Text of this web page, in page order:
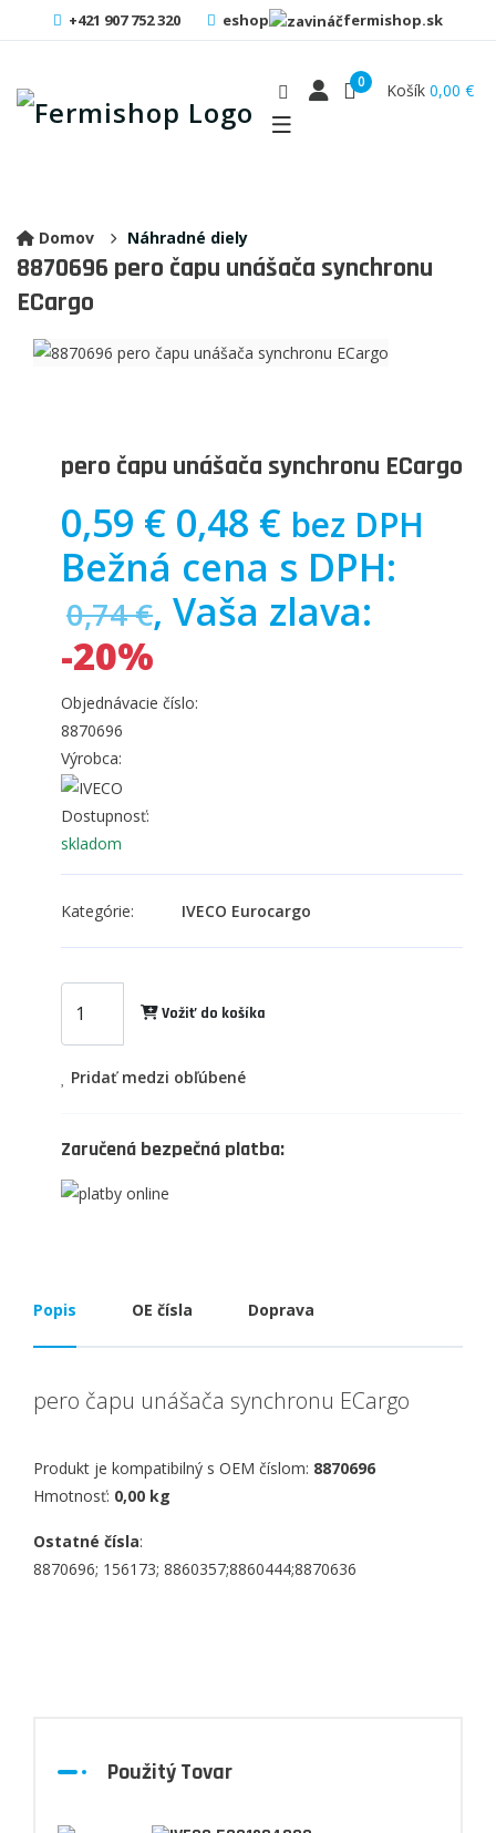
+421 907 752 320 eshop fermishop.sk
0 Košík 0,00 €
Domov Náhradné diely
8870696 pero čapu unášača synchronu
ECargo
pero čapu unášača synchronu ECargo
0,59 € 0,48 € bez DPH
Bežná cena s DPH:
0,74 €, Vaša zlava:
-20%
Objednávacie číslo:
8870696
Výrobca:
Dostupnosť:
skladom
Kategórie: IVECO Eurocargo
Vožiť do košíka
Pridať medzi obľúbené
Zaručená bezpečná platba:
Popis OE čísla Doprava
pero čapu unášača synchronu ECargo
Produkt je kompatibilný s OEM číslom: 8870696
Hmotnosť: 0,00 kg
Ostatné čísla:
8870696; 156173; 8860357;8860444;8870636
Použitý Tovar